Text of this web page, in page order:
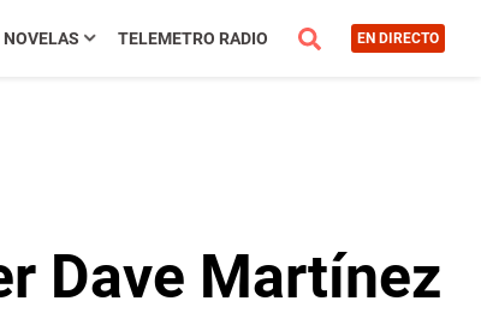
NOVELAS TELEMETRO RADIO EN DIRECTO
Dave Martínez